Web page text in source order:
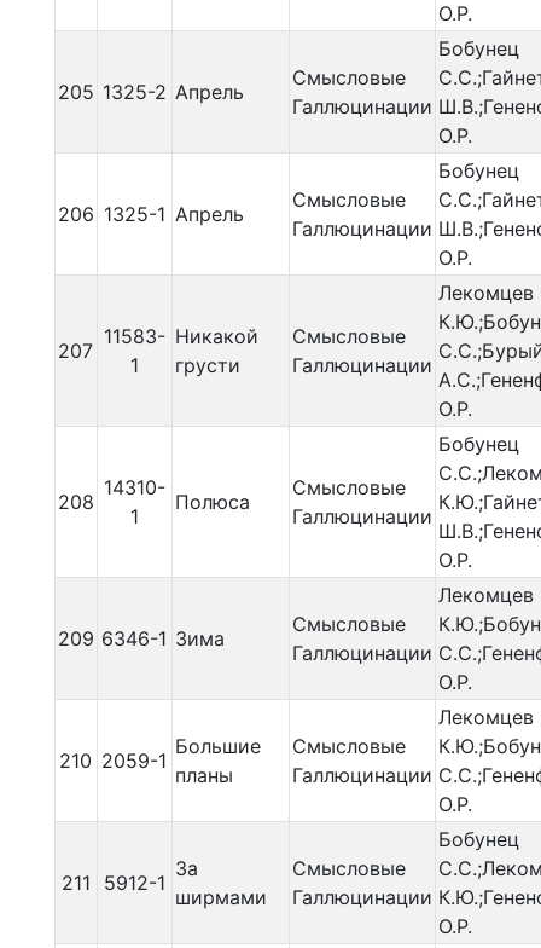
О.Р.
205 1325-2 Апрель
Смысловые
Галлюцинации
Бобунец
О.Р.
206 1325-1 Апрель
Смысловые
Галлюцинации
Бобунец
О.Р.
207
11583-
1
Никакой
грусти
Смысловые
Галлюцинации
Лекомцев
О.Р.
208
14310-
1
Полюса
Смысловые
Галлюцинации
Бобунец
О.Р.
209 6346-1 Зима
Смысловые
Галлюцинации
Лекомцев
О.Р.
210 2059-1
Большие
планы
Смысловые
Галлюцинации
Лекомцев
О.Р.
211 5912-1
За
ширмами
Смысловые
Галлюцинации
Бобунец
О.Р.